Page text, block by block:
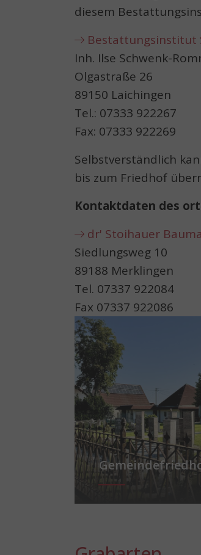
diesem
Bestattungsinstitut
Inh. Ilse Schwenk-
Olgastraße 26
89150 Laichingen
Tel.: 07333 922267
Fax: 07333 922269
Selbstverständlich
bis zum Friedhof
Kontaktdaten des
dr' Stoihauer
Siedlungsweg 10
89188 Merklingen
Tel. 07337 922084
Fax 07337 922086
Show larger version for: